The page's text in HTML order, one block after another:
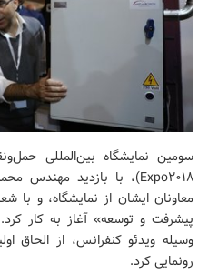
سومین نمایشگاه بین‌المللی
Expo2018)، با بازدید مهندس
معاونان ایشان از نمایشگاه، و
پیشرفت و توسعه» آغاز به کار
وسیله ویدئو کنفرانس، از الحاق
رونمایی کرد.